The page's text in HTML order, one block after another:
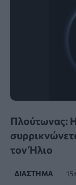
Πλούτωνας:
τον Ήλιο
ΔΙΆΣΤΗΜΑ